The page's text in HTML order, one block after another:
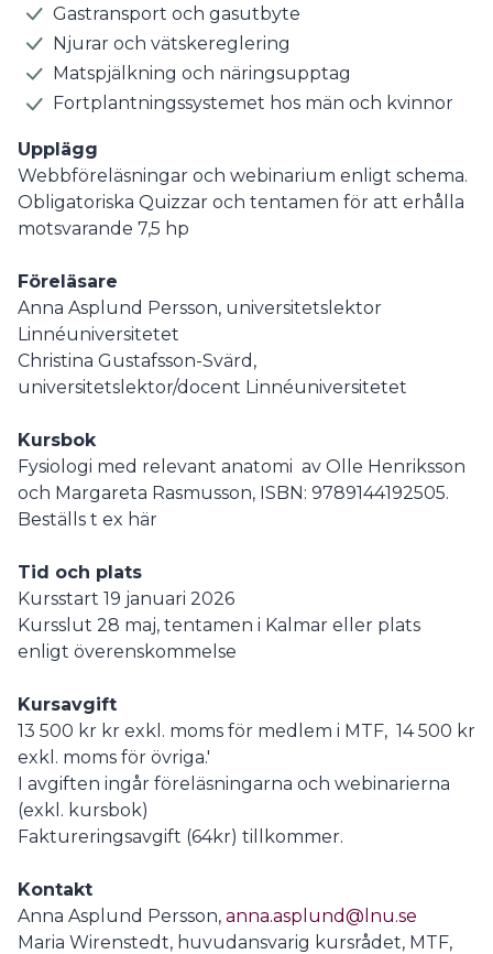
Gastransport och gasutbyte
Njurar och vätskereglering
Matspjälkning och näringsupptag
Fortplantningssystemet hos män och kvinnor
Upplägg
Webbföreläsningar och webinarium enligt schema.
Obligatoriska Quizzar och tentamen för att erhålla
motsvarande 7,5 hp
Föreläsare
Anna Asplund Persson, universitetslektor
Linnéuniversitetet
Christina Gustafsson-Svärd,
universitetslektor/docent Linnéuniversitetet
Kursbok
Fysiologi med relevant anatomi av Olle Henriksson
och Margareta Rasmusson, ISBN: 9789144192505.
Beställs t ex här
Tid och plats
Kursstart 19 januari 2026
Kursslut 28 maj, tentamen i Kalmar eller plats
enligt överenskommelse
Kursavgift
13 500 kr kr exkl. moms för medlem i MTF, 14 500 kr
exkl. moms för övriga.'
I avgiften ingår föreläsningarna och webinarierna
(exkl. kursbok)
Faktureringsavgift (64kr) tillkommer.
Kontakt
Anna Asplund Persson, anna.asplund@lnu.se
Maria Wirenstedt, huvudansvarig kursrådet, MTF,